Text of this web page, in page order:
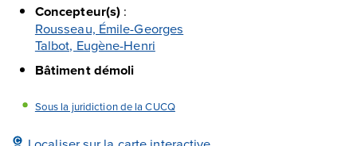
Concepteur(s) :
Rousseau, Émile-Georges
Talbot, Eugène-Henri
Bâtiment démoli
Sous la juridiction de la CUCQ